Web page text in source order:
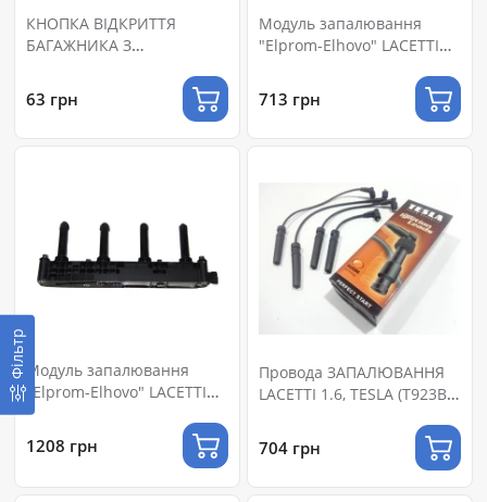
Фільтр
КНОПКА ВІДКРИТТЯ
БАГАЖНИКА З
КОНТАКТАМИ
(УНІВЕРСАЛЬНА)
63 грн
Модуль запалювання
"Elprom-Elhovo" LACETTI
713 грн
Модуль запалювання
"Elprom-Elhovo" LACETTI
1.8 2008--> LDA 96415010
Б-129
1208 грн
Провода ЗАПАЛЮВАННЯ
LACETTI 1.6, TESLA (T923B)
704 грн